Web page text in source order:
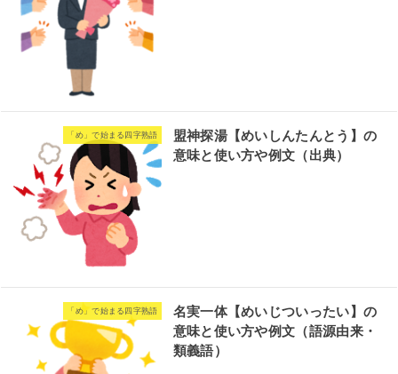
「め」で始まる四字熟語
盟神探湯【めいしんたんとう】の
意味と使い方や例文（出典）
「め」で始まる四字熟語
名実一体【めいじついったい】の
意味と使い方や例文（語源由来・
類義語）